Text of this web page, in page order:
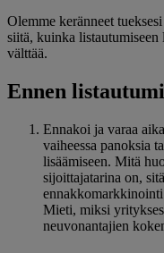
Olemme keränneet
siitä, kuinka
välttää.
Ennen
Ennakoi ja varaa
vaiheessa panoksia
lisäämiseen. Mitä
sijoittajatarina on,
ennakkomarkkinointi
Mieti, miksi
neuvonantajien